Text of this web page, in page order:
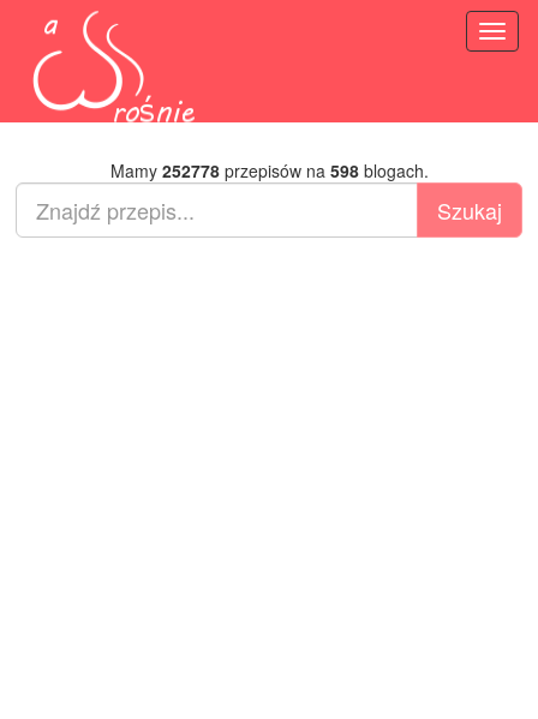
Mamy 252778przepisów na 598blogach.